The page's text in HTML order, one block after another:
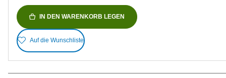
IN DEN WARENKORB LEGEN
Auf die Wunschliste